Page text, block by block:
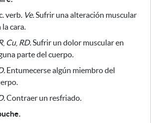
verb. Ve.Sufrir una alteración muscular
la cara.
, Cu, RD.Sufrir un dolor muscular en
parte del cuerpo.
Entumecerse algún miembro del
Contraer un resfriado.